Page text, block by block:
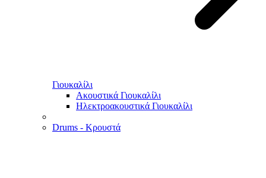
Γιουκαλίλι
Ακουστικά Γιουκαλίλι
Ηλεκτροακουστικά Γιουκαλίλι
Drums - Κρουστά